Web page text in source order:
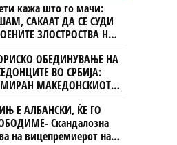
кажа што го мачи:
САКААТ ДА СЕ СУДИ
ЗЛОСТРОСТВА НА
ОБЕДИНУВАЊЕ НА
ВО СРБИЈА:
МАКЕДОНСКИОТ
СОЈУЗ
Е АЛБАНСКИ, ЌЕ ГО
Скандалозна
на вицепремиерот на